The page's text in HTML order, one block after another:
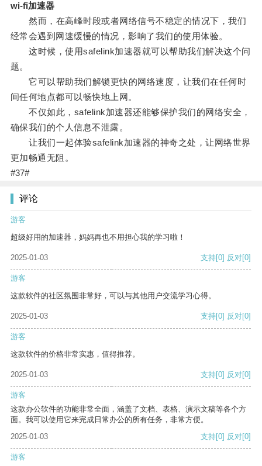
wi-fi加速器
然而，在高峰时段或者网络信号不稳定的情况下，我们
经常会遇到网速缓慢的情况，影响了我们的使用体验。
这时候，使用safelink加速器就可以帮助我们解决这个问
题。
它可以帮助我们解锁更快的网络速度，让我们在任何时
间任何地点都可以畅快地上网。
不仅如此，safelink加速器还能够保护我们的网络安全，
确保我们的个人信息不泄露。
让我们一起体验safelink加速器的神奇之处，让网络世界
更加畅通无阻。
#37#
评论
游客
超级好用的加速器，妈妈再也不用担心我的学习啦！
2025-01-03 支持[0] 反对[0]
游客
这款软件的社区氛围非常好，可以与其他用户交流学习心得。
2025-01-03 支持[0] 反对[0]
游客
这款软件的价格非常实惠，值得推荐。
2025-01-03 支持[0] 反对[0]
游客
这款办公软件的功能非常全面，涵盖了文档、表格、演示文稿等各个方
面。我可以使用它来完成日常办公的所有任务，非常方便。
2025-01-03
支持[0] 反对[0]
游客